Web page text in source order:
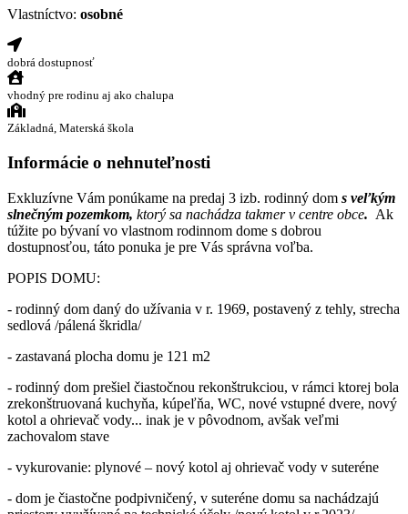
Vlastníctvo: osobné
dobrá dostupnosť
vhodný pre rodinu aj ako chalupa
Základná, Materská škola
Informácie o nehnuteľnosti
Exkluzívne Vám ponúkame na predaj 3 izb. rodinný dom s veľkým
slnečným pozemkom, ktorý sa nachádza takmer v centre obce. Ak
túžite po bývaní vo vlastnom rodinnom dome s dobrou
dostupnosťou, táto ponuka je pre Vás správna voľba.
POPIS DOMU:
- rodinný dom daný do užívania v r. 1969, postavený z tehly, strecha
sedlová /pálená škridla/
- zastavaná plocha domu je 121 m2
- rodinný dom prešiel čiastočnou rekonštrukciou, v rámci ktorej bola
zrekonštruovaná kuchyňa, kúpeľňa, WC, nové vstupné dvere, nový
kotol a ohrievač vody... inak je v pôvodnom, avšak veľmi
zachovalom stave
- vykurovanie: plynové – nový kotol aj ohrievač vody v suteréne
- dom je čiastočne podpivničený, v suteréne domu sa nachádzajú